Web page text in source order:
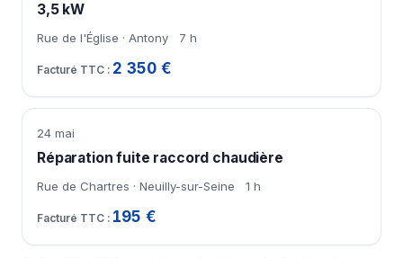
3,5 kW
Rue de l'Église · Antony 7 h
2 350 €
24 mai
Réparation fuite raccord chaudière
Rue de Chartres · Neuilly-sur-Seine 1 h
195 €